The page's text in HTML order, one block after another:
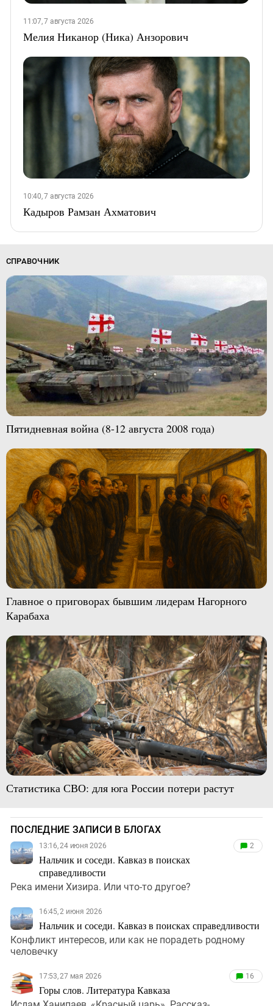
11:07, 7 августа 2026
Мелия Никанор (Ника) Анзорович
10:40, 7 августа 2026
Кадыров Рамзан Ахматович
СПРАВОЧНИК
Пятидневная война (8-12 августа 2008 года)
Главное о приговорах бывшим лидерам Нагорного
Карабаха
Статистика СВО: для юга России потери растут
ПОСЛЕДНИЕ ЗАПИСИ В БЛОГАХ
13:16, 24 июня 2026
Нальчик и соседи. Кавказ в поисках
справедливости
2
Река имени Хизира. Или что-то другое?
16:45, 2 июня 2026
Нальчик и соседи. Кавказ в поисках справедливости
Конфликт интересов, или как не порадеть родному
человечку
17:53, 27 мая 2026
Горы слов. Литература Кавказа
16